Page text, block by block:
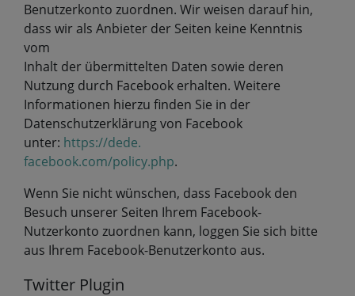
Benutzerkonto zuordnen. Wir weisen darauf hin,
dass wir als Anbieter der Seiten keine Kenntnis
vom
Inhalt der übermittelten Daten sowie deren
Nutzung durch Facebook erhalten. Weitere
Informationen hierzu finden Sie in der
Datenschutzerklärung von Facebook
unter: https://dede.
facebook.com/policy.php.
Wenn Sie nicht wünschen, dass Facebook den
Besuch unserer Seiten Ihrem Facebook-
Nutzerkonto zuordnen kann, loggen Sie sich bitte
aus Ihrem Facebook-Benutzerkonto aus.
Twitter Plugin